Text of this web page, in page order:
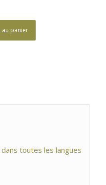
au panier
toutes les langues